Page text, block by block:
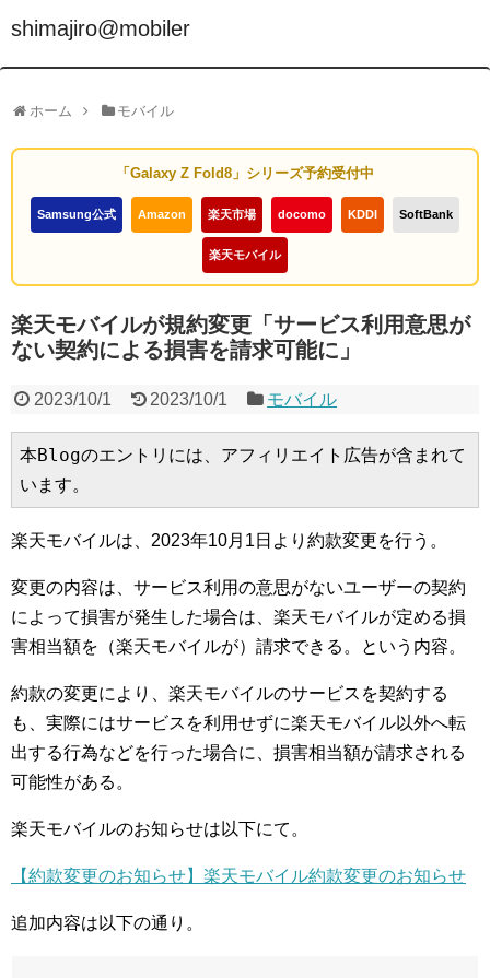
shimajiro@mobiler
ホーム モバイル
「Galaxy Z Fold8」シリーズ予約受付中
Samsung公式 Amazon 楽天市場 docomo KDDI SoftBank
楽天モバイル
楽天モバイルが規約変更「サービス利用意思が
ない契約による損害を請求可能に」
2023/10/1 2023/10/1 モバイル
本Blogのエントリには、アフィリエイト広告が含まれて
います。
楽天モバイルは、2023年10月1日より約款変更を行う。
変更の内容は、サービス利用の意思がないユーザーの契約
によって損害が発生した場合は、楽天モバイルが定める損
害相当額を（楽天モバイルが）請求できる。という内容。
約款の変更により、楽天モバイルのサービスを契約する
も、実際にはサービスを利用せずに楽天モバイル以外へ転
出する行為などを行った場合に、損害相当額が請求される
可能性がある。
楽天モバイルのお知らせは以下にて。
【約款変更のお知らせ】楽天モバイル約款変更のお知らせ
追加内容は以下の通り。